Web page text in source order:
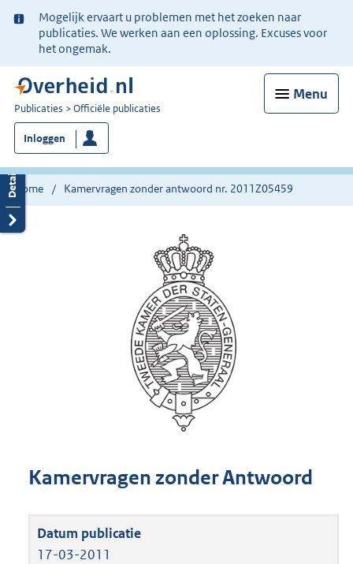
Ter
informatie:
Mogelijk ervaart u problemen met het zoeken naar
publicaties. We werken aan een oplossing. Excuses voor
het ongemak.
Menu
U
bent
nu
hier:
Publicaties Officiële publicaties
Inloggen
Home Kamervragen zonder antwoord nr. 2011Z05459
Kamervragen zonder Antwoord
17-03-2011